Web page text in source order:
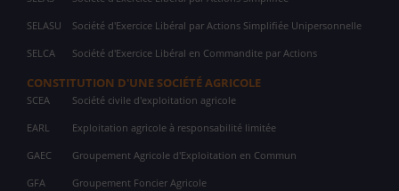
SELASU Société d'Exercice Libéral par Actions Simplifiée Unipersonnelle
SELCA Société d'Exercice Libéral en Commandite par Actions
CONSTITUTION D'UNE SOCIÉTÉ AGRICOLE
SCEA Société civile d'exploitation agricole
EARL Exploitation agricole à responsabilité limitée
GAEC Groupement Agricole d'Exploitation en Commun
GFA Groupement Foncier Agricole